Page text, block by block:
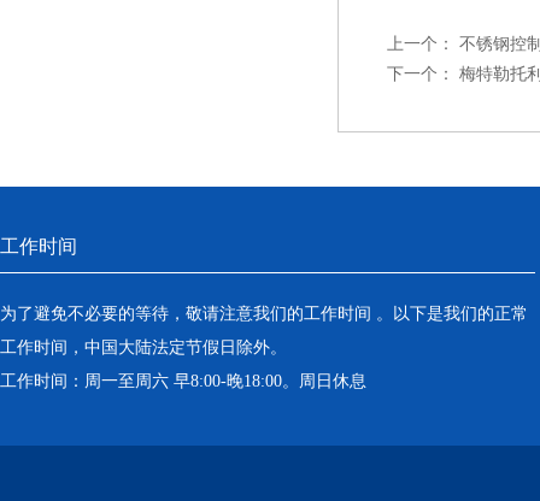
上一个：
不锈钢控
下一个：
梅特勒托
工作时间
为了避免不必要的等待，敬请注意我们的工作时间 。以下是我们的正常
工作时间，中国大陆法定节假日除外。
工作时间：周一至周六 早8:00-晚18:00。周日休息